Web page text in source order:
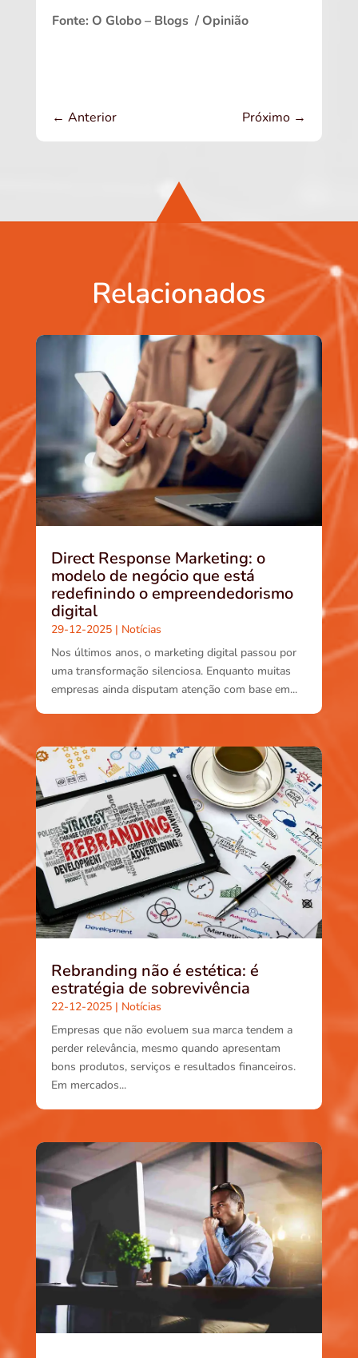
Fonte: O Globo – Blogs/ Opinião
← Anterior Próximo →
Relacionados
Direct Response Marketing: o
modelo de negócio que está
redefinindo o empreendedorismo
digital
29-12-2025| Notícias
Nos últimos anos, o marketing digital passou por
uma transformação silenciosa. Enquanto muitas
empresas ainda disputam atenção com base em...
Rebranding não é estética: é
estratégia de sobrevivência
22-12-2025| Notícias
Empresas que não evoluem sua marca tendem a
perder relevância, mesmo quando apresentam
bons produtos, serviços e resultados financeiros.
Em mercados...